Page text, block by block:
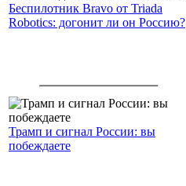
Беспилотник Bravo от Triada
Robotics: догонит ли он Россию?
Трамп и сигнал России: вы
побеждаете